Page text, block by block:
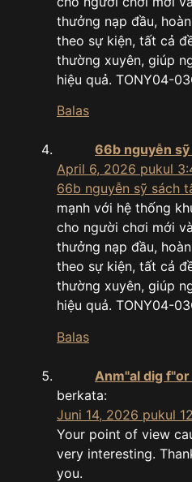
thưởng nạp đầu,
theo sự kiện, tất cả
thường xuyên, giúp
hiệu quả. TONY04-
Balas
66b nguyễn
April 6, 2026 pukul
66b nguyễn sỹ sách
mạnh với hệ thống
cho người chơi mới
thưởng nạp đầu,
theo sự kiện, tất cả
thường xuyên, giúp
hiệu quả. TONY04-
Balas
Anm"al dig
berkata:
Juni 14, 2026 pukul
Your point of view
very interesting.
you.